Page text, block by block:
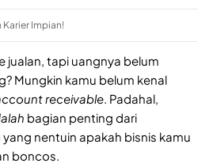
Karier Impian!
jualan, tapi uangnya belum
Mungkin kamu belum kenal
receivable. Padahal,
bagian penting dari
nentuin apakah bisnis kamu
boncos.